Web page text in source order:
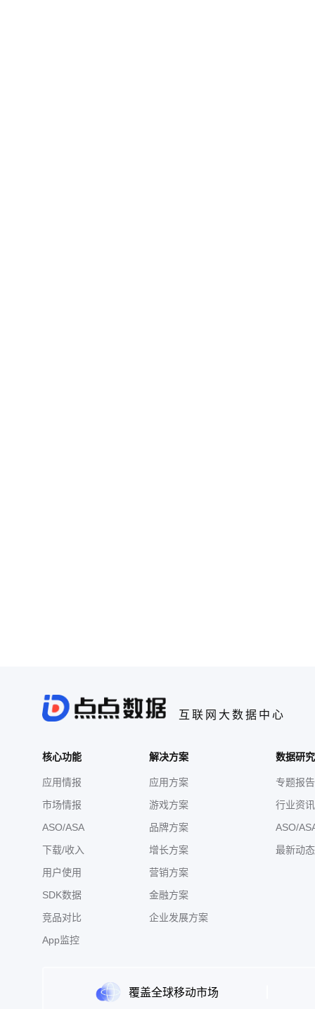
互联网大数据中心
核心功能
应用情报
市场情报
ASO/ASA
下载/收入
用户使用
SDK数据
竞品对比
App监控
解决方案
应用方案
游戏方案
品牌方案
增长方案
营销方案
金融方案
企业发展方案
数据研
专题报告
行业资讯
ASO/
最新动态
覆盖全球移动市场